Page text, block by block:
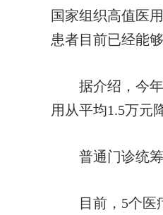
国家组织高值医
患者目前已经能
据介绍，今年4
用从平均1.5万元
普通门诊统
目前，5个医疗